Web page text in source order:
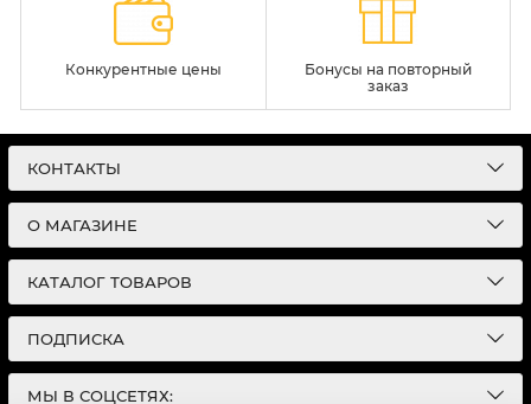
Конкурентные цены
Бонусы на повторный
заказ
КОНТАКТЫ
О МАГАЗИНЕ
КАТАЛОГ ТОВАРОВ
ПОДПИСКА
МЫ В СОЦСЕТЯХ: